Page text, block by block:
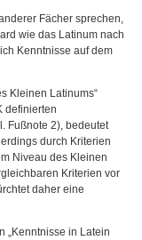
Fächer sprechen,
wie das Latinum nach
Kenntnisse auf dem
Kleinen Latinums“
definierten
Fußnote 2), bedeutet
durch Kriterien
Niveau des Kleinen
Kriterien vor
daher eine
„Kenntnisse in Latein